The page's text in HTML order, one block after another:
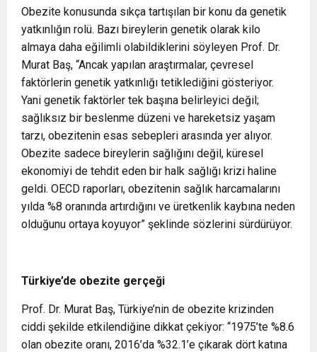
Obezite konusunda sıkça tartışılan bir konu da genetik
yatkınlığın rolü. Bazı bireylerin genetik olarak kilo
almaya daha eğilimli olabildiklerini söyleyen Prof. Dr.
Murat Baş, “Ancak yapılan araştırmalar, çevresel
faktörlerin genetik yatkınlığı tetiklediğini gösteriyor.
Yani genetik faktörler tek başına belirleyici değil;
sağlıksız bir beslenme düzeni ve hareketsiz yaşam
tarzı, obezitenin esas sebepleri arasında yer alıyor.
Obezite sadece bireylerin sağlığını değil, küresel
ekonomiyi de tehdit eden bir halk sağlığı krizi haline
geldi. OECD raporları, obezitenin sağlık harcamalarını
yılda %8 oranında artırdığını ve üretkenlik kaybına neden
olduğunu ortaya koyuyor” şeklinde sözlerini sürdürüyor.
Türkiye’de obezite gerçeği
Prof. Dr. Murat Baş, Türkiye’nin de obezite krizinden
ciddi şekilde etkilendiğine dikkat çekiyor: “1975’te %8.6
olan obezite oranı, 2016’da %32.1’e çıkarak dört katına